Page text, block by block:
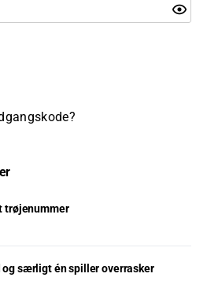
trøjenummer
særligt én spiller overrasker